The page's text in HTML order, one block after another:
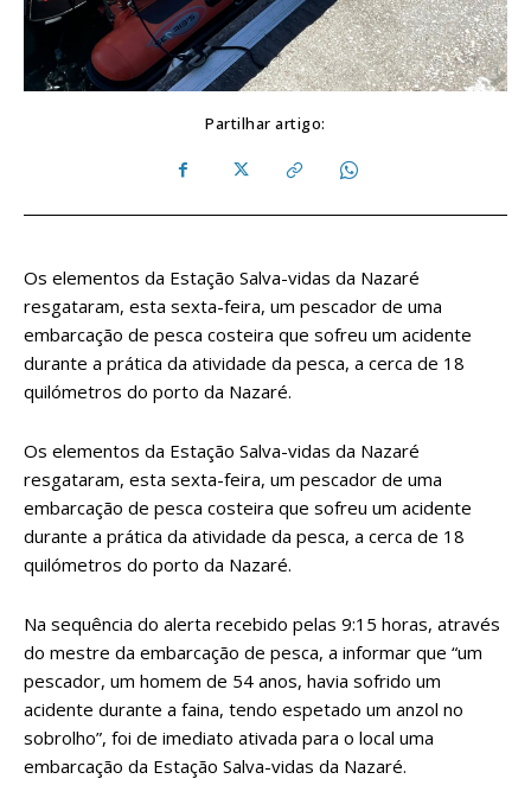
Partilhar artigo:
Os elementos da Estação Salva-vidas da Nazaré
resgataram, esta sexta-feira, um pescador de uma
embarcação de pesca costeira que sofreu um acidente
durante a prática da atividade da pesca, a cerca de 18
quilómetros do porto da Nazaré.
Os elementos da Estação Salva-vidas da Nazaré
resgataram, esta sexta-feira, um pescador de uma
embarcação de pesca costeira que sofreu um acidente
durante a prática da atividade da pesca, a cerca de 18
quilómetros do porto da Nazaré.
Na sequência do alerta recebido pelas 9:15 horas, através
do mestre da embarcação de pesca, a informar que “um
pescador, um homem de 54 anos, havia sofrido um
acidente durante a faina, tendo espetado um anzol no
sobrolho”, foi de imediato ativada para o local uma
embarcação da Estação Salva-vidas da Nazaré.